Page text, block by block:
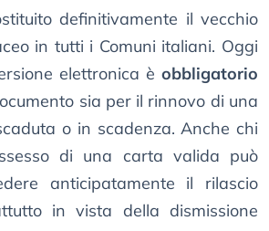
definitivamente il vecchio
in tutti i Comuni italiani. Oggi
elettronica è obbligatorio
sia per il rinnovo di una
o in scadenza. Anche chi
di una carta valida può
anticipatamente il rilascio
in vista della dismissione